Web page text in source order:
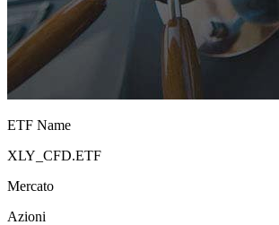
ETF Name
XLY_CFD.ETF
Mercato
Azioni